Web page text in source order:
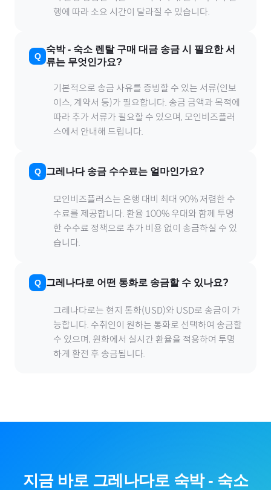
행에 따라 소요 시간이 달라질 수 있습니다.
숙박- 숙소 렌탈구매 대금 송금 시 필요한 서
류는 무엇인가요?
기본적으로 송금 사유를 증빙할 수 있는 서류(인보
이스, 계약서 등)가 필요합니다. 송금 금액과 목적에
따라 추가 서류가 필요할 수 있으며, 모인비즈플러
스에서 안내해 드립니다.
그레나다송금 수수료는 얼마인가요?
모인비즈플러스는 은행 대비 최대 90% 저렴한 수
수료를 제공합니다. 환율 100% 우대와 함께 투명
한 수수료 정책으로 추가 비용 없이 송금하실 수 있
습니다.
그레나다로 어떤 통화로 송금할 수 있나요?
그레나다로는 현지 통화(USD)와 USD로 송금이 가
능합니다. 수취인이 원하는 통화로 선택하여 송금할
수 있으며, 원화에서 실시간 환율을 적용하여 투명
하게 환전 후 송금됩니다.
지금 바로 그레나다로 숙박- 숙소